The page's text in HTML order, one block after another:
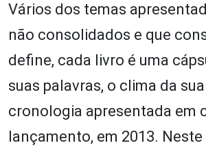
Vários dos temas
não consolidados e que
define, cada livro é uma
suas palavras, o clima da
cronologia apresentada em
lançamento, em 2013.